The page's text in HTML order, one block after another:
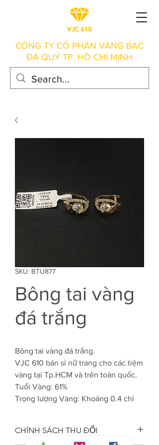
CÔNG TY CỔ PHẦN VÀNG BẠC
ĐÁ QUÝ TP. HỒ CHÍ MINH
SKU: BTU877
Bông tai vàng
đá trắng
Bông tai vàng đá trắng.
VJC 610 bán sỉ nữ trang cho các tiệm
vàng tại Tp.HCM và trên toàn quốc.
Tuổi Vàng: 61%
Trọng lượng Vàng: Khoảng 0.4 chỉ
CHÍNH SÁCH THU ĐỔI